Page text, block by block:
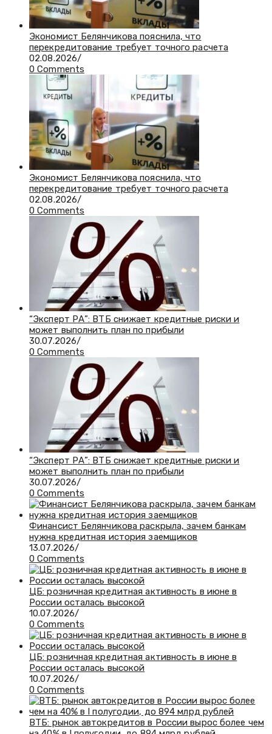
Экономист Белянчикова пояснила, что
перекредитование требует точного расчета
02.08.2026/
0 Comments
Экономист Белянчикова пояснила, что
перекредитование требует точного расчета
02.08.2026/
0 Comments
“Эксперт РА”: ВТБ снижает кредитные риски и
может выполнить план по прибыли
30.07.2026/
0 Comments
“Эксперт РА”: ВТБ снижает кредитные риски и
может выполнить план по прибыли
30.07.2026/
0 Comments
Финансист Белянчикова раскрыла, зачем банкам
нужна кредитная история заемщиков
13.07.2026/
0 Comments
ЦБ: розничная кредитная активность в июне в
России осталась высокой
10.07.2026/
0 Comments
ЦБ: розничная кредитная активность в июне в
России осталась высокой
10.07.2026/
0 Comments
ВТБ: рынок автокредитов в России вырос более чем